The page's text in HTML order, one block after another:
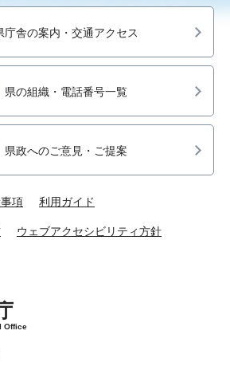
庁舎の案内・交通アクセス
県の組織・電話番号一覧
県政へのご意見・ご提案
項 利用ガイド
ウェブアクセシビリティ方針
Office